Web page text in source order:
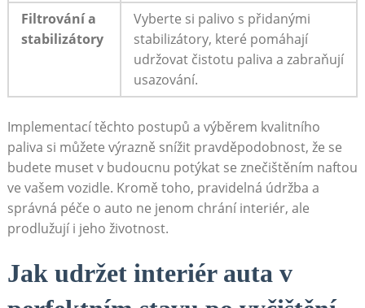
Filtrování a
stabilizátory
Vyberte si palivo s přidanými
stabilizátory, které pomáhají
udržovat čistotu paliva a zabraňují
usazování.
Implementací těchto postupů a výběrem kvalitního
paliva si můžete výrazně snížit pravděpodobnost, že se
budete muset v budoucnu potýkat se znečištěním naftou
ve vašem vozidle. Kromě toho, pravidelná údržba a
správná péče o auto ne jenom chrání interiér, ale
prodlužují i jeho životnost.
Jak udržet interiér auta v